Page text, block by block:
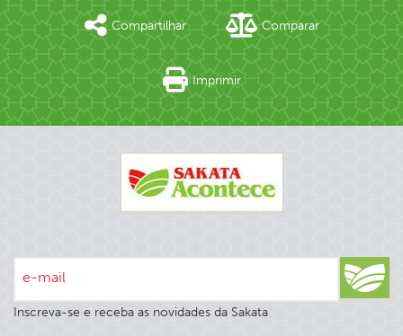
Compartilhar Comparar
Imprimir
e-mail
Inscreva-se e receba as novidades da Sakata